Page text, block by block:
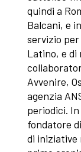
quindi a
Balcani, e
servizio
Latino, e di
Avvenire,
agenzia
periodici. In
fondatore
di iniziative